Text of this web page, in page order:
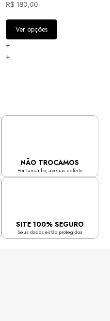
R$ 180,00
Ver opções
+
+
NÃO TROCAMOS
Por tamanho, apenas defeito
SITE 100% SEGURO
Seus dados estão protegidos